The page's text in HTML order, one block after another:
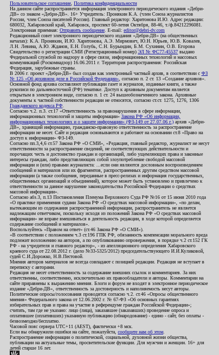
Пользовательское соглашение Политика конфиденциальности
На данном сайте распространяется информация электронного периодического издания «Дебри-
ДВ» со знаком «Дебри-ДВ». 16+ Учредитель: Пронякин К.А. (член Союза журналистов
России, член Союза писателей России). Главный редактор: Харитонова И.Ю. Адрес редакции:
680032, Хабаровский край, Хабаровск, проспект 60-летия Октября, 88-46, т./ф.84212296081.
Электронная приемная: Отправить сообщение . E-mail: editor@debri-dv.com
Редакционный совет электронного периодического издания «Дебри-ДВ» (на общественных
началах): К.А. Пронякин, И.Ю. Харитонова, А.Э. Мирмович, Ю.Н. Юрьев, Ю.В. Ковалев,
Л.Н. Левина, А.Ю. Жданов, Е.Н. Голубь, С.Н. Бурындин, Б.М. Сухинин, О.В. Егорова
Свидетельство о регистрации СМИ (Регистрационный номер) ЭЛ № ФС77-45537 выдано
Федеральной службой по надзору в сфере связи, информационных технологий и массовых
коммуникаций (Роскомнадзор) 16.06.2011 г. Территория распространения: Российская
Федерация, зарубежные страны.
В 2006 г. проект «Дебри-ДВ» был создан как электронный частный архив, в соответствии с ФЗ
№ 125 «Об архивном деле в Российской Федерации» , согласно п. 2 ст. 13 «Создание архивов».
Основной фонд архива составляют публикации газет и журналов, изданные книги, а также
рукописи по дальневосточной (РФ) тематике. Доступ к архивным документам является
открытым в электронном виде, согласно п. 1 ст. 24 вышеобозначенного закона. Архивные
документы к частной собственности редакции не относятся, согласно ст.ст. 1275, 1276, 1306
Гражданского кодекса РФ
Согласно ч.2. п.3. ст.17 «Ответственность за правонарушения в сфере информации,
информационных технологий и защиты информации» Закона РФ «Об информации,
информационных технологиях и о защите информации» (ФЗ-149 от 27.07.06 г.) архив «Дебри-
ДВ», хранящий информацию, гражданско-правовую ответственность за распространение
информации не несет. Сайт и редакция основываются и работают на основании ст.8 «Право на
доступ к информации» ФЗ-149.
Согласно пп.3,4,6 ст.57 Закона РФ «О СМИ», «Редакция, главный редактор, журналист не несут
ответственности за распространение сведений, не соответствующих действительности и
порочащих честь и достоинство граждан и организаций, либо ущемляющих права и законные
интересы граждан, либо представляющих собой злоупотребление свободой массовой
информации и (или) правами журналиста: ...если они являются дословным воспроизведением
сообщений и материалов или их фрагментов, распространенных другим средством массовой
информации (а также сообщения, переданные в пресс-релизах и информация государственных,
общественных организаций и объединений), которое может быть установлено и привлечено к
ответственности за данное нарушение законодательства Российской Федерации о средствах
массовой информации».
Согласно абз.3, п.13 Постановления Пленума Верховного Суда РФ №16 от 15 июня 2010 года
«О практике применения судами Закона РФ «О средствах массовой информации», «по делам,
вытекающим из содержания распространенной информации, распространитель не является
надлежащим ответчиком, поскольку исходя из положений Закона РФ «О средствах массовой
информации» не вправе вмешиваться в деятельность редакции, в ходе которой определяется
содержание сообщений и материалов».
Воспользуйтесь «Правом на ответ» (ст.46 Закона РФ «О СМИ»).
«В соответствии с положением ч.3 ст.196 ГПК РФ, обязанность компенсации морального вреда
подлежит возложению на авторов, а по опубликованию опровержения, в порядке ч.2 ст.152 ГК
РФ - на учредителя и главного редактор», - из апелляционного определения Хабаровского
краевого суда от 22.08.2012 г. (дело №33-5325/2012) председательствующего И.И.Куликовой,
судей С.И.Дорожко, Н.В.Пестовой.
Мнения авторов материалов не всегда совпадают с позицией редакции. Редакция не вступает в
переписку с авторами.
Редакция не несет ответственность за содержание внешних ссылок и комментариев. За них
ответственны, соответственно, исключительно их правообладатели и авторы. Комментарии на
сайте приравнены к выражению мнения. Блоги и форум не входят в электронное периодическое
издание «Дебри-ДВ», ответственность за достоверность и наполняемость несут авторы.
Политические опросы/голосования проводятся согласно ч.2. ст.46 «Опросы общественного
мнения» Федерального закона от 12.06.2002 г. № 67-ФЗ «Об основных гарантиях
избирательных прав и права на участие в референдуме граждан Российской Федерации»;
считать, там где не указано: лицо (лица), заказавшее (заказавших) проведение опроса и
оплатившее (оплативших) указанную публикацию (обнародование) - едино - сайт, без оплаты -
безвозмездно/бесплатно.
Часовой пояс сервера UTC+11 (AEST), фактически +8 мск.
Если вы обнаружили ошибки на сайте, пожалуйста, сообщите нам об этом
Распространение информации о политической, социальной, духовной жизни общества,
публикации на актуальные темы, просветительские функции. Для мужчин и женщин. 16+ для
детей старше 16 лет.